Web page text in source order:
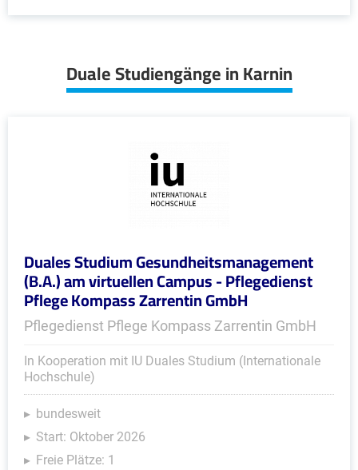
Duale Studiengänge in Karnin
Duales Studium Gesundheitsmanagement
(B.A.) am virtuellen Campus - Pflegedienst
Pflege Kompass Zarrentin GmbH
Pflegedienst Pflege Kompass Zarrentin GmbH
In Kooperation mit IU Duales Studium (Internationale
Hochschule)
bundesweit
Start: Oktober 2026
Freie Plätze: 1